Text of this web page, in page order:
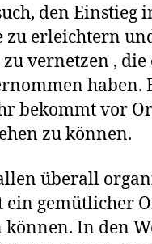
den Einstieg
erleichtern
vernetzen ,
haben.
bekommt vor
zu können.
überall
ein gemütlicher
In den